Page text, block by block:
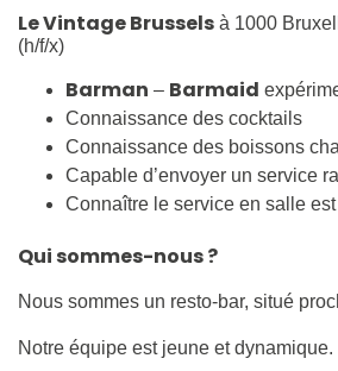
Le Vintage Brussels à 1000
(h/f/x)
Barman – Barmaid
Connaissance des cocktails
Connaissance des boissons
Capable d’envoyer un service
Connaître le service en salle
Qui sommes-nous ?
Nous sommes un resto-bar, situé
Notre équipe est jeune et dynamique.